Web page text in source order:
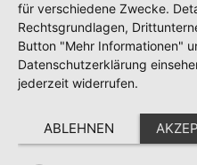
für verschiedene Zwecke.
Rechtsgrundlagen,
Button "Mehr Informationen"
Datenschutzerklärung
jederzeit widerrufen.
ABLEHNEN